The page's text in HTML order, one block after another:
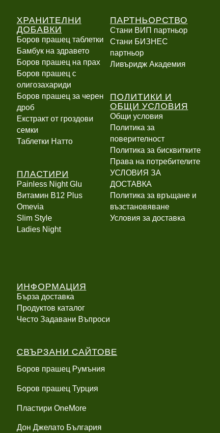
ХРАНИТЕЛНИ
ДОБАВКИ
Боров прашец таблетки
Бамбук на здравето
Боров прашец на прах
Боров прашец с
олигозахариди
Боров прашец за черен
дроб
Екстракт от гроздови
семки
Таблетки Натто
ПЛАСТИРИ
Painless Night Glu
Витамин B12 Plus
Оmevia
Slim Style
Ladies Night
ПАРТНЬОРСТВО
Стани ВИП партньор
Стани БИЗНЕС
партньор
Ливъридж Академия
ПОЛИТИКИ И
ОБЩИ УСЛОВИЯ
Общи условия
Политика за
поверителност
Политика за бисквитките
Права на потребителите
УСЛОВИЯ ЗА
ДОСТАВКА
Политика за връщане и
възстановяване
Условия за доставка
ИНФОРМАЦИЯ
Бърза доставка
Продуктов каталог
Често Задавани Въпроси
СВЪРЗАНИ САЙТОВЕ
Боров прашец Румъния
Боров прашец Турция
Пластири OneMore
Дон Джелато България